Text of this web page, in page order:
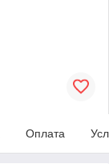
Оплата